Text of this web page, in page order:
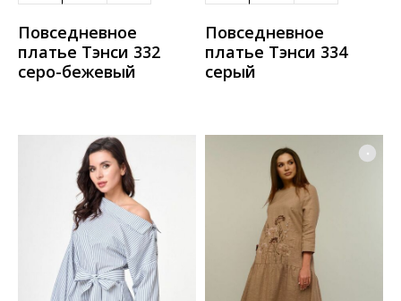
Повседневное
платье Тэнси 332
серо-бежевый
Повседневное
платье Тэнси 334
серый